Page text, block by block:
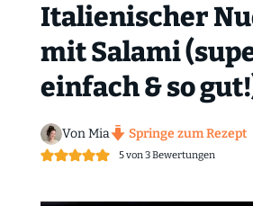
Italienischer
mit Salami
einfach & so
Von Mia Springe zum Rezept
5von3Bewertungen